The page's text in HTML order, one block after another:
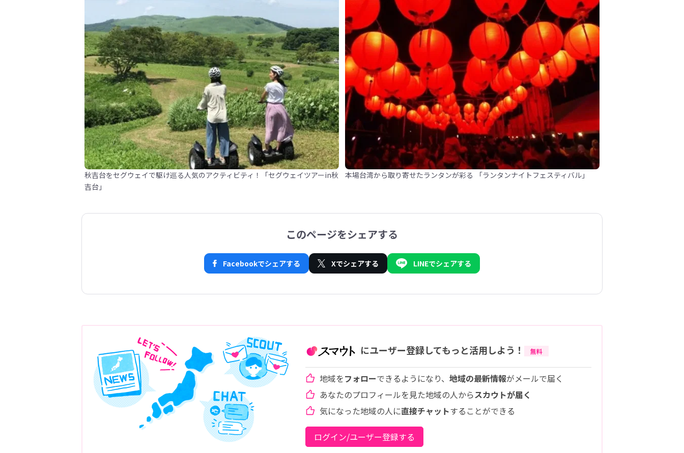
秋吉台をセグウェイで駆け巡る人気のアクティビティ！「セグウェイツアーin秋
吉台」
本場台湾から取り寄せたランタンが彩る 「ランタンナイトフェスティバル」
このページをシェアする
Facebookでシェアする Xでシェアする LINEでシェアする
にユーザー登録してもっと活用しよう！ 無料
地域をフォローできるようになり、 地域の最新情報がメールで届く
あなたのプロフィールを見た地域の人からスカウトが届く
気になった地域の人に直接チャットすることができる
ログイン/ユーザー登録する